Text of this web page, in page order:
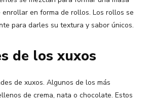
enrollar en forma de rollos. Los rollos se
para darles su textura y sabor únicos.
de los xuxos
de xuxos. Algunos de los más
de crema, nata o chocolate. Estos